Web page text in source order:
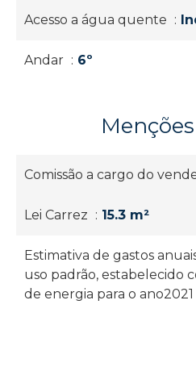
Acesso a água quente
Andar 6º
Comissão a cargo do
Lei Carrez 15.3 m²
Estimativa de gastos
uso padrão, estabelecido
de energia para o